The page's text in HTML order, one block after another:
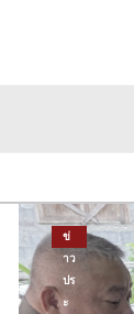
ข่
าว
ปร
ะ